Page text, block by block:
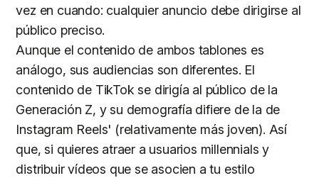
vez en cuando: cualquier anuncio debe dirigirse al
público preciso.
Aunque el contenido de ambos tablones es
análogo, sus audiencias son diferentes. El
contenido de TikTok se dirigía al público de la
Generación Z, y su demografía difiere de la de
Instagram Reels' (relativamente más joven). Así
que, si quieres atraer a usuarios millennials y
distribuir vídeos que se asocien a tu estilo